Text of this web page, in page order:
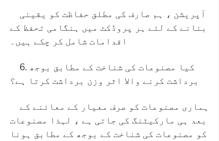
بنانے کے لئے ہر پروڈکٹ میں ہنگامی تحفظ کے
اقدامات شامل کر چکے ہیں۔
6. کیا مصنوعات کی شناخت کے مطابق بوجھ
برداشت کرنے والا اثر وزن برداشت کرتا ہے؟
بعد ہی مارکیٹنگ کی جاتی ہے ، لہذا مصنوعات
کو مصنوعات کی شناخت کے بوجھ کے مطابق ہونا